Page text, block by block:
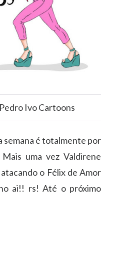
Ivo Cartoons
semana é totalmente por
uma vez Valdirene
o Félix de Amor
ai!! rs! Até o próximo